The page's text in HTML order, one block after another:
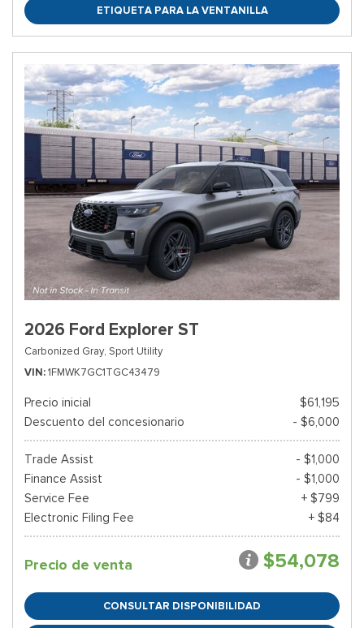
ETIQUETA PARA LA VENTANILLA
2026 Ford Explorer ST
Carbonized Gray, Sport Utility
VIN 1FMWK7GC1TGC43479
Precio inicial
$61,195
Descuento del concesionario
- $6,000
Trade Assist
- $1,000
Finance Assist
- $1,000
Service Fee
+ $799
Electronic Filing Fee
+ $84
Precio de venta $54,078
CONSULTAR DISPONIBILIDAD